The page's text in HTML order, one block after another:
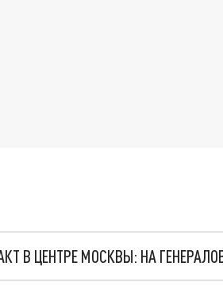
В ЦЕНТРЕ МОСКВЫ: НА